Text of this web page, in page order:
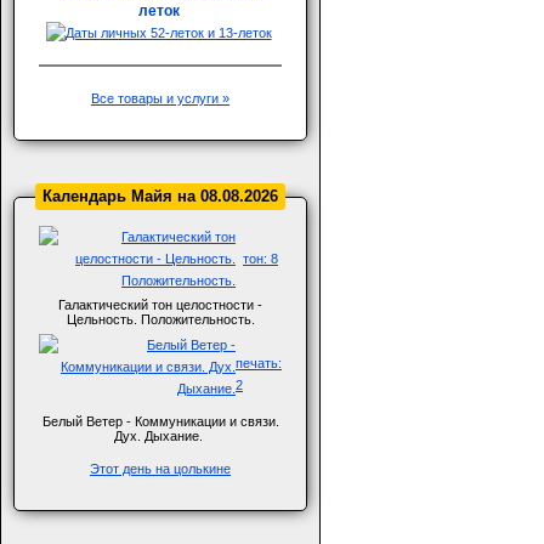
леток
Все товары и услуги »
Календарь Майя на 08.08.2026
тон: 8
Галактический тон целостности -
Цельность. Положительность.
печать:
2
Белый Ветер - Коммуникации и связи.
Дух. Дыхание.
Этот день на цолькине